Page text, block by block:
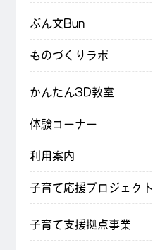
ぶん文Bun
ものづくりラボ
かんたん3D教室
体験コーナー
利用案内
子育て応援プロジェクト
子育て支援拠点事業